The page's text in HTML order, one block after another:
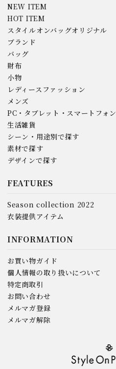
NEW ITEM
HOT ITEM
スタイルオンバッグオリジナル
ブランド
バッグ
財布
小物
レディースファッション
メンズ
PC・タブレット・スマートフォン
生活雑貨
シーン・用途別で探す
素材で探す
デザインで探す
FEATURES
Season collection 2022
衣装提供アイテム
INFORMATION
お買い物ガイド
個人情報の取り扱いについて
特定商取引
お問い合わせ
メルマガ登録
メルマガ解除